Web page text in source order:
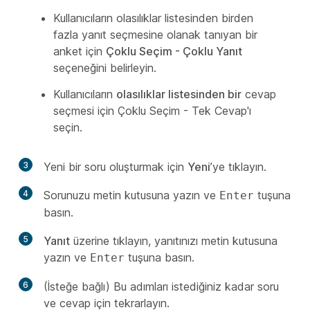
Kullanıcıların olasılıklar listesinden birden
fazla yanıt seçmesine olanak tanıyan bir
anket için Çoklu Seçim - Çoklu Yanıt
seçeneğini belirleyin.
Kullanıcıların olasılıklar listesinden bir cevap
seçmesi için Çoklu Seçim - Tek Cevap'ı
seçin.
3 Yeni bir soru oluşturmak için Yeni’ye tıklayın.
4 Sorunuzu metin kutusuna yazın ve Enter tuşuna
basın.
5 Yanıt üzerine tıklayın, yanıtınızı metin kutusuna
yazın ve Enter tuşuna basın.
6
(İsteğe bağlı) Bu adımları istediğiniz kadar soru
ve cevap için tekrarlayın.